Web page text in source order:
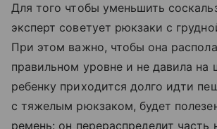
Для того чтобы уменьшить
эксперт советует рюкзаки с
При этом важно, чтобы она
правильном уровне и не давила на
ребенку приходится долго идти
с тяжелым рюкзаком, будет
ремень: он перераспределит часть